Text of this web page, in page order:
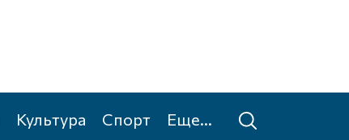
Культура Спорт Еще...